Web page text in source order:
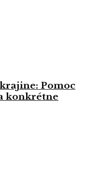
Pomoc
konkrétne